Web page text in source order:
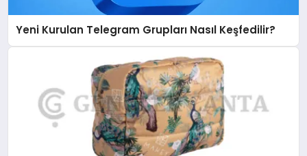
Yeni Kurulan Telegram Grupları Nasıl Keşfedilir?